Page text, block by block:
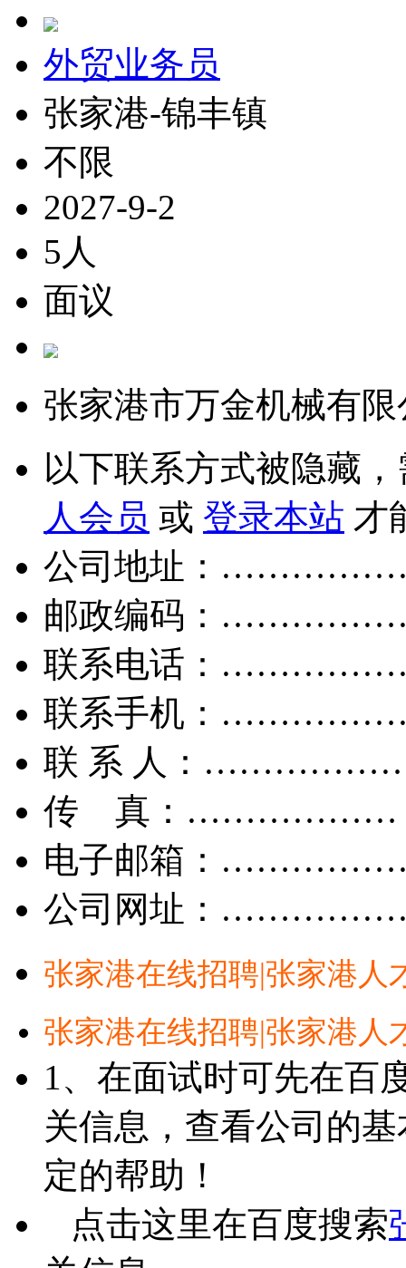
外贸业务员
张家港-锦丰镇
不限
2027-9-2
5人
面议
张家港市万金机械有
以下联系方式被隐藏
人会员 或 登录本站 才
公司地址：
邮政编码：
联系电话：
联系手机：
联 系 人：
传 真：………………
电子邮箱：
公司网址：
张家港在线招聘|张家港人
张家港在线招聘|张家港人
1、在面试时可先在百
关信息，查看公司的
定的帮助！
点击这里在百度搜索